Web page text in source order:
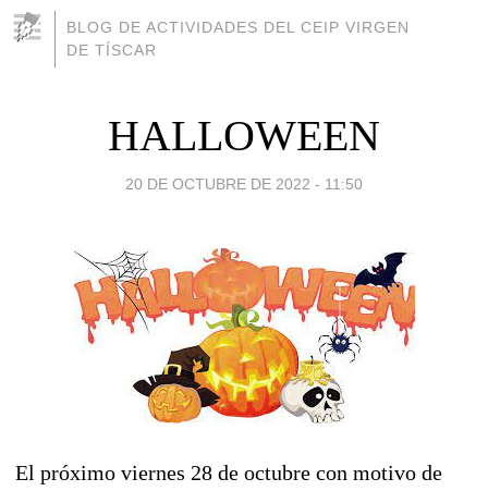
BLOG DE ACTIVIDADES DEL CEIP VIRGEN
DE TÍSCAR
HALLOWEEN
20 DE OCTUBRE DE 2022 - 11:50
El próximo viernes 28 de octubre con motivo de